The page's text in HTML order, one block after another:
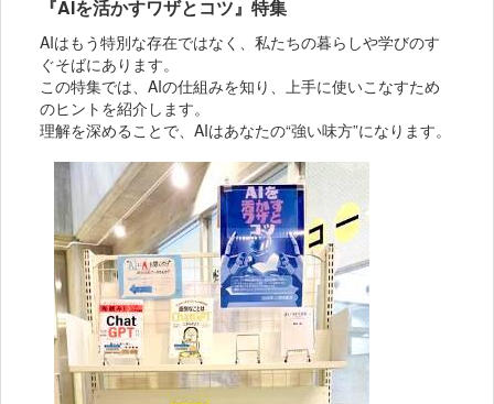
『AIを活かすワザとコツ』特集
AIはもう特別な存在ではなく、私たちの暮らしや学びのす
ぐそばにあります。
この特集では、AIの仕組みを知り、上手に使いこなすため
のヒントを紹介します。
理解を深めることで、AIはあなたの“強い味方”になります。